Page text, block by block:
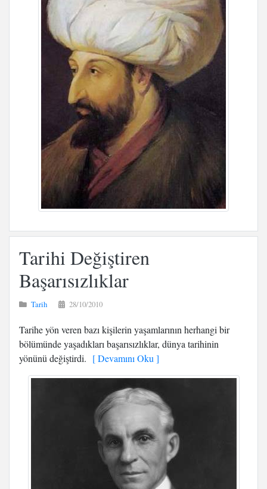
Tarihi Değiştiren
Başarısızlıklar
Tarih 28/10/2010
Tarihe yön veren bazı kişilerin yaşamlarının herhangi bir
bölümünde yaşadıkları başarısızlıklar, dünya tarihinin
yönünü değiştirdi. [ Devamını Oku ]